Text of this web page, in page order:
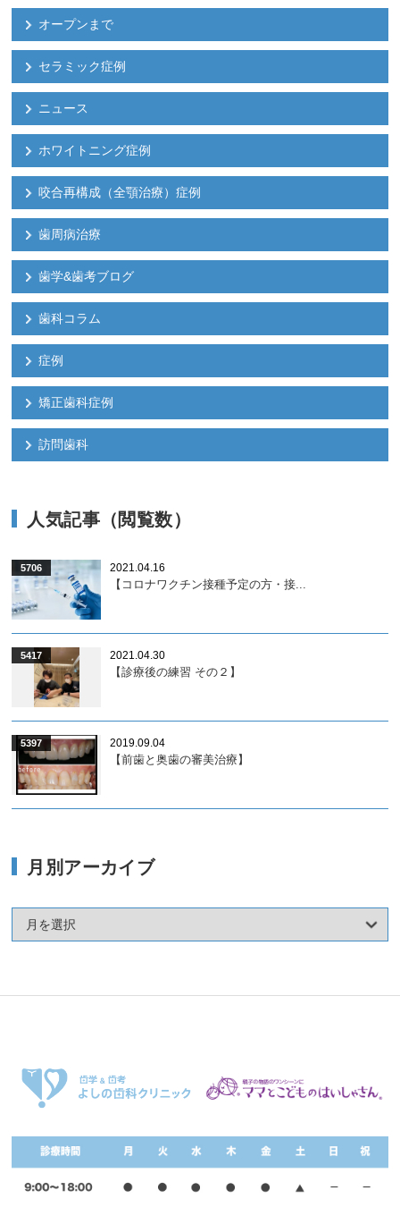
オープンまで
セラミック症例
ニュース
ホワイトニング症例
咬合再構成（全顎治療）症例
歯周病治療
歯学&歯考ブログ
歯科コラム
症例
矯正歯科症例
訪問歯科
月別アーカイブ
人気記事（閲覧数）
5706 2021.04.16
【コロナワクチン接種予定の方・接...
5417 2021.04.30
【診療後の練習 その２】
5397 2019.09.04
【前歯と奥歯の審美治療】